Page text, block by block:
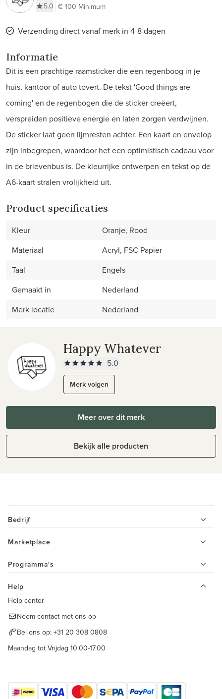
5.0 € 100 Minimum
Verzending direct vanaf merk in 4-8 dagen
Informatie
Dit is een prachtige raamsticker die een regenboog in je
huis, kantoor of auto tovert. De tekst 'Good things are
coming' en de regenbogen die de sticker creëert,
verspreiden positieve energie en laten zorgen verdwijnen.
De sticker laat geen lijmresten achter. Een kaart en envelop
zijn inbegrepen, waardoor het een optimistisch cadeau voor
in de brievenbus is. De kleurrijke ontwerpen en tekst op de
A6-kaart stralen vrolijkheid uit.
Product specificaties
Kleur
Oranje, Rood
Materiaal
Acryl, FSC Papier
Taal
Engels
Gemaakt in
Nederland
Merk locatie
Nederland
Happy Whatever
5.0
Merk volgen
Meer over dit merk
Bekijk alle producten
Bedrijf
Marketplace
Programma's
Help
Help center
Neem contact met ons op
Bel ons op: +31 20 308 0808
Maandag tot Vrijdag 10.00-17.00